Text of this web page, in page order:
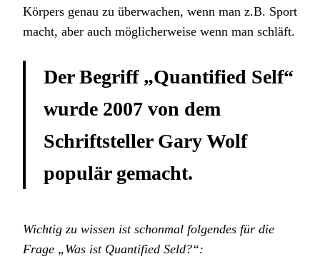
Körpers genau zu überwachen, wenn man z.B. Sport
macht, aber auch möglicherweise wenn man schläft.
Der Begriff „Quantified Self“
wurde 2007 von dem
Schriftsteller Gary Wolf
populär gemacht.
Wichtig zu wissen ist schonmal folgendes für die
Frage „Was ist Quantified Seld?“: